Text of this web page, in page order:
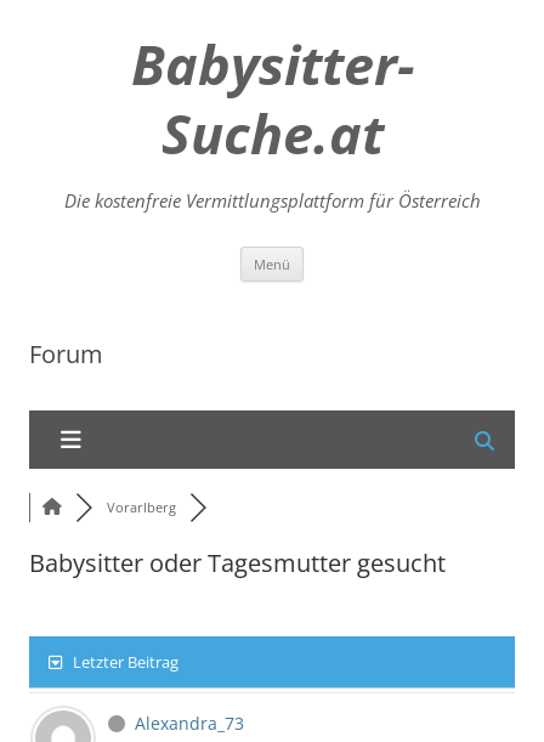
Babysitter-
Suche.at
Die kostenfreie Vermittlungsplattform für Österreich
Menü
Forum
Vorarlberg
Babysitter oder Tagesmutter gesucht
Letzter Beitrag
Alexandra_73